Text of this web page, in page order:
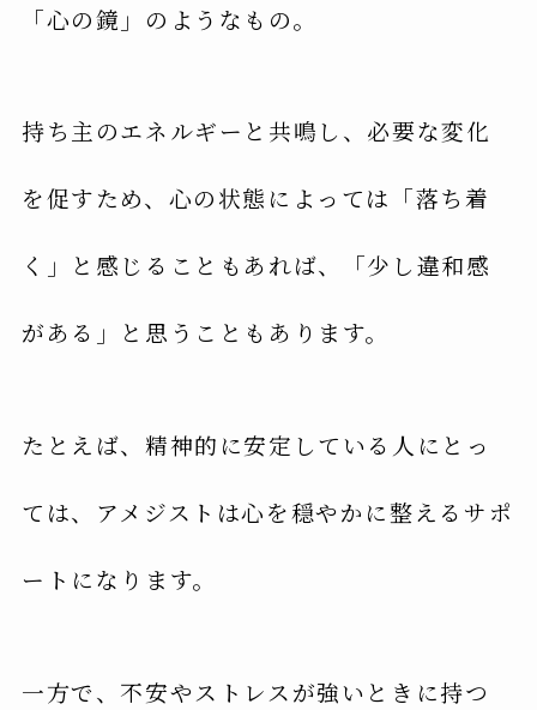
「心の鏡」のようなもの。
持ち主のエネルギーと共鳴し、必要な変化
を促すため、心の状態によっては「落ち着
く」と感じることもあれば、「少し違和感
がある」と思うこともあります。
たとえば、精神的に安定している人にとっ
ては、アメジストは心を穏やかに整えるサポ
ートになります。
一方で、不安やストレスが強いときに持つ